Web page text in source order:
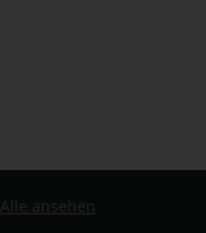
Alle ansehen